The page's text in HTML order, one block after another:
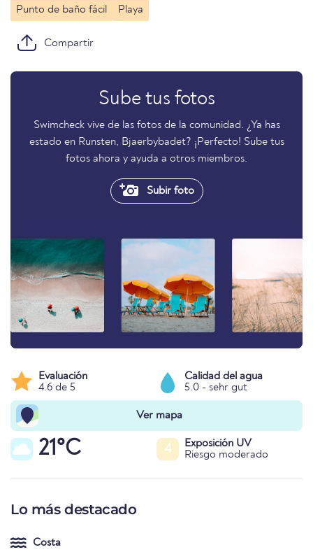
Punto de baño fácil Playa
Compartir
Sube tus fotos
Swimcheck vive de las fotos de la comunidad. ¿Ya has
estado en Runsten, Bjaerbybadet? ¡Perfecto! Sube tus
fotos ahora y ayuda a otros miembros.
Subir foto
Evaluación
4.6 de 5
Calidad del agua
5.0 - sehr gut
Ver mapa
21°C 4
Exposición UV
Riesgo moderado
Lo más destacado
Costa